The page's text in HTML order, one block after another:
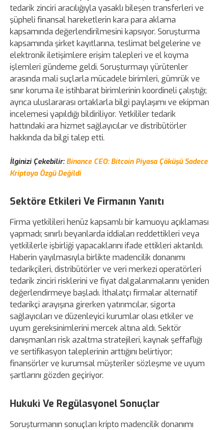
tedarik zinciri aracılığıyla yasaklı bileşen transferleri ve
şüpheli finansal hareketlerin kara para aklama
kapsamında değerlendirilmesini kapsıyor. Soruşturma
kapsamında şirket kayıtlarına, teslimat belgelerine ve
elektronik iletişimlere erişim talepleri ve el koyma
işlemleri gündeme geldi. Soruşturmayı yürütenler
arasında mali suçlarla mücadele birimleri, gümrük ve
sınır koruma ile istihbarat birimlerinin koordineli çalıştığı;
ayrıca uluslararası ortaklarla bilgi paylaşımı ve ekipman
incelemesi yapıldığı bildiriliyor. Yetkililer tedarik
hattındaki ara hizmet sağlayıcılar ve distribütörler
hakkında da bilgi talep etti.
İlginizi Çekebilir: Binance CEO: Bitcoin Piyasa Çöküşü Sadece
Kriptoya Özgü Değildi
Sektöre Etkileri Ve Firmanın Yanıtı
Firma yetkilileri henüz kapsamlı bir kamuoyu açıklaması
yapmadı; sınırlı beyanlarda iddiaları reddettikleri veya
yetkililerle işbirliği yapacaklarını ifade ettikleri aktarıldı.
Haberin yayılmasıyla birlikte madencilik donanımı
tedarikçileri, distribütörler ve veri merkezi operatörleri
tedarik zinciri risklerini ve fiyat dalgalanmalarını yeniden
değerlendirmeye başladı. İthalatçı firmalar alternatif
tedarikçi arayışına girerken yatırımcılar, sigorta
sağlayıcıları ve düzenleyici kurumlar olası etkiler ve
uyum gereksinimlerini mercek altına aldı. Sektör
danışmanları risk azaltma stratejileri, kaynak şeffaflığı
ve sertifikasyon taleplerinin arttığını belirtiyor;
finansörler ve kurumsal müşteriler sözleşme ve uyum
şartlarını gözden geçiriyor.
Hukuki Ve Regülasyonel Sonuçlar
Soruşturmanın sonuçları kripto madencilik donanımı